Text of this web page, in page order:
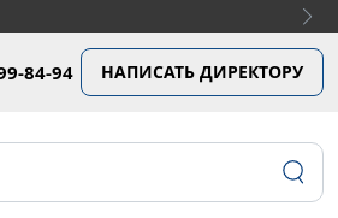
84-94 НАПИСАТЬ ДИРЕКТОРУ